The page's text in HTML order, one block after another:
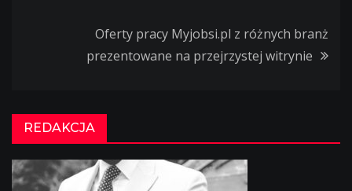
wpisuOferty pracy Myjobsi.pl z różnych branż
prezentowane na przejrzystej witrynie
REDAKCJA